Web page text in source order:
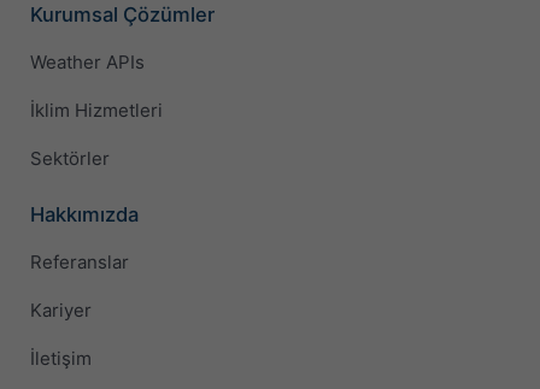
Kurumsal Çözümler
Weather APIs
İklim Hizmetleri
Sektörler
Hakkımızda
Referanslar
Kariyer
İletişim